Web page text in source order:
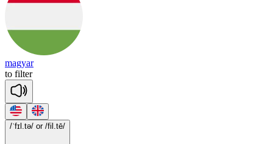
magyar
to filter
/ˈfɪl.tə/ or /fil.tē/